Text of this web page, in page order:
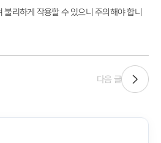
불리하게 작용할 수 있으니 주의해야 합니
다음 글